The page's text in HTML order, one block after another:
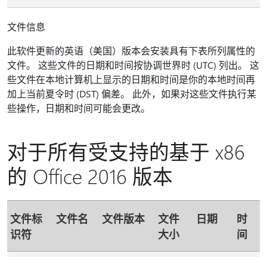
文件信息
此软件更新的英语（美国）版本会安装具有下表所列属性的
文件。 这些文件的日期和时间按协调世界时 (UTC) 列出。 这
些文件在本地计算机上显示的日期和时间是你的本地时间再
加上当前夏令时 (DST) 偏差。 此外，如果对这些文件执行某
些操作，日期和时间可能会更改。
对于所有受支持的基于 x86
的 Office 2016 版本
文件标
识符
文件名 文件版本
文件
大小
日期
时
间